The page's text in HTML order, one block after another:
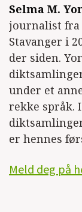
Selma M.
journalist fra
Stavanger i
der siden.
under et
rekke språk.
er hennes
Meld deg på